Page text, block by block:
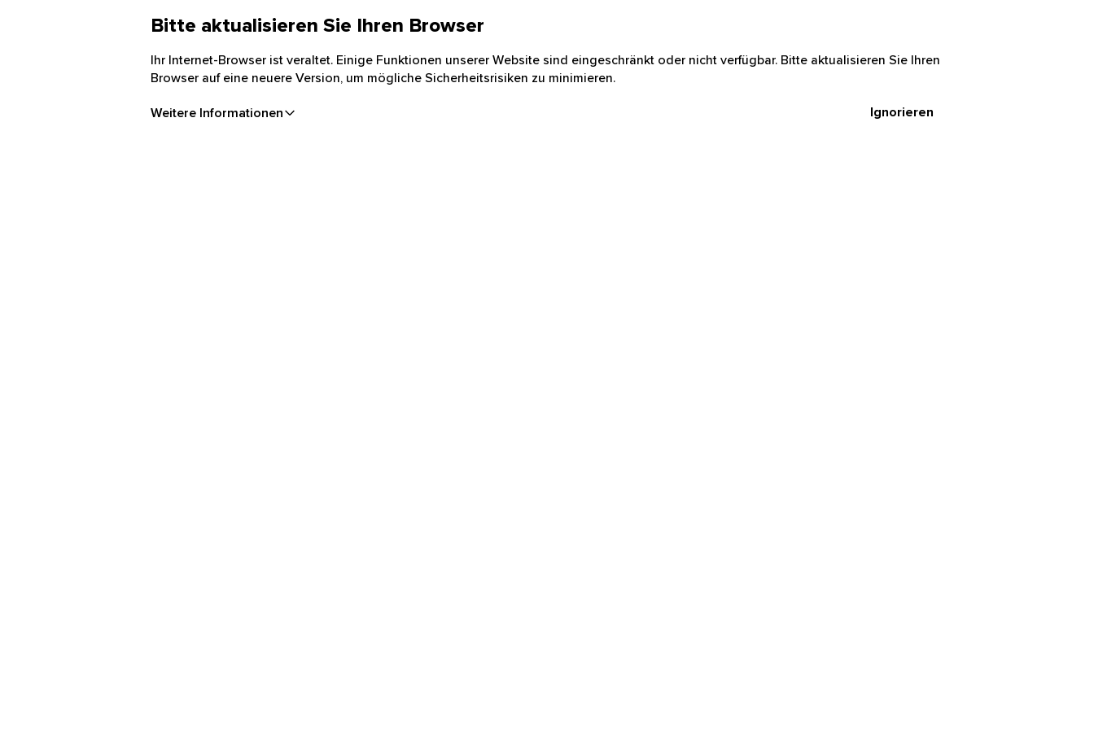
Bitte aktualisieren Sie Ihren Browser
Ihr Internet-Browser ist veraltet. Einige Funktionen unserer Website sind eingeschränkt oder nicht verfügbar. Bitte aktualisieren Sie Ihren
Browser auf eine neuere Version, um mögliche Sicherheitsrisiken zu minimieren.
Weitere Informationen Ignorieren